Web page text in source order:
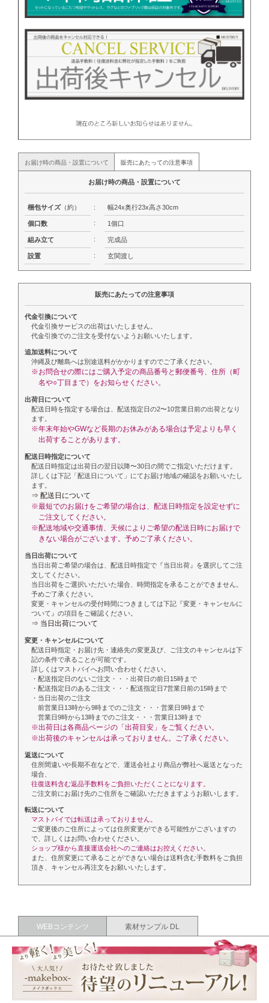
お届け時の商品・設置について 販売にあたっての注意事項
お届け時の商品・設置について
梱包サイズ（約） : 幅24x奥行23x高さ30cm
個口数 : 1個口
組み立て : 完成品
設置 : 玄関渡し
販売にあたっての注意事項
代金引換について
代金引換サービスの出荷はいたしません。
代金引換でのご注文を受付ないようお願いいたします。
追加送料について
沖縄及び離島へは別途送料がかかりますのでご了承ください。
※お問合せの際にはご購入予定の商品番号と郵便番号、住所（町
名や○丁目まで）をお知らせください。
出荷日について
配送日時を指定する場合は、配送指定日の2〜10営業日前の出荷となり
ます。
※年末年始やGWなど長期のお休みがある場合は予定よりも早く
出荷することがあります。
配送日時指定について
配送日時指定は出荷日の翌日以降〜30日の間でご指定いただけます。
詳しくは下記「配送日について」にてお届け地域の確認をお願いいたし
ます。
⇒ 配送日について
※最短でのお届けをご希望の場合は、配送日時指定を設定せずに
ご注文してください。
※配送地域や交通事情、天候によりご希望の配送日時にお届けで
きない場合がございます。予めご了承ください。
当日出荷について
当日出荷ご希望の場合は、配送日時指定で『当日出荷』を選択してご注
文してください。
当日出荷をご選択いただいた場合、時間指定を承ることができません。
予めご了承ください。
変更・キャンセルの受付時間につきましては下記『変更・キャンセルに
ついて』の項目をご確認ください。
⇒ 当日出荷について
変更・キャンセルについて
配送日時指定・お届け先・連絡先の変更及び、ご注文のキャンセルは下
記の条件で承ることが可能です。
詳しくはマストバイへお問い合わせください。
・配送指定日のないご注文・・・出荷日の前日15時まで
・配送指定日のあるご注文・・・配送指定日7営業日前の15時まで
・当日出荷のご注文
前営業日13時から9時までのご注文・・・営業日9時まで
営業日9時から13時までのご注文・・・営業日13時まで
※出荷日は各商品ページの「出荷目安」をご覧ください。
※出荷後のキャンセルは承っておりません。ご了承ください。
返送について
住所間違いや長期不在などで、運送会社より商品が弊社へ返送となった
場合、
往復送料含む返品手数料をご負担いただくことになります。
ご注文前にお届け先のご住所をご確認いただきますようお願いします。
転送について
マストバイでは転送は承っておりません。
ご変更後のご住所によっては住所変更ができる可能性がございますの
で、詳しくはお問い合わせください。
ショップ様から直接運送会社へのご連絡はお控えください。
また、住所変更にて承ることができない場合は送料含む手数料をご負担
頂き、キャンセル再注文をお願いいたします。
WEBコンテンツ 素材サンプル DL